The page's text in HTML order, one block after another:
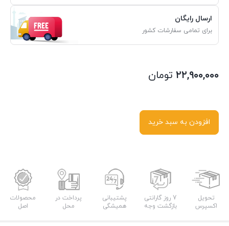
ارسال رایگان
برای تمامی سفارشات کشور
۲۲,۹۰۰,۰۰۰ تومان
افزودن به سبد خرید
تحویل
اکسپرس
7 روز گارانتی
بازگشت وجه
پشتیبانی
همیشگی
پرداخت در
محل
محصولات
اصل